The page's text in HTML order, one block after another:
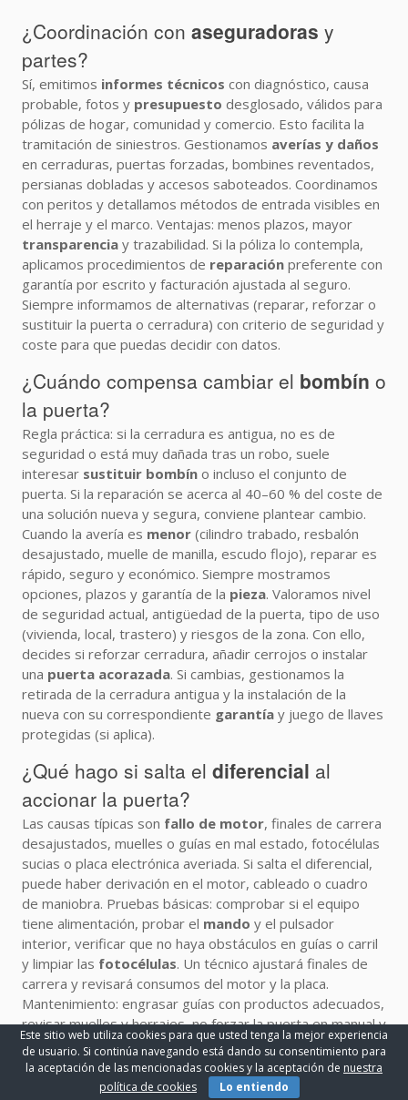
¿Coordinación con aseguradoras y
partes?
Sí, emitimos informes técnicos con diagnóstico, causa
probable, fotos y presupuesto desglosado, válidos para
pólizas de hogar, comunidad y comercio. Esto facilita la
tramitación de siniestros. Gestionamos averías y daños
en cerraduras, puertas forzadas, bombines reventados,
persianas dobladas y accesos saboteados. Coordinamos
con peritos y detallamos métodos de entrada visibles en
el herraje y el marco. Ventajas: menos plazos, mayor
transparencia y trazabilidad. Si la póliza lo contempla,
aplicamos procedimientos de reparación preferente con
garantía por escrito y facturación ajustada al seguro.
Siempre informamos de alternativas (reparar, reforzar o
sustituir la puerta o cerradura) con criterio de seguridad y
coste para que puedas decidir con datos.
¿Cuándo compensa cambiar el bombín o
la puerta?
Regla práctica: si la cerradura es antigua, no es de
seguridad o está muy dañada tras un robo, suele
interesar sustituir bombín o incluso el conjunto de
puerta. Si la reparación se acerca al 40–60 % del coste de
una solución nueva y segura, conviene plantear cambio.
Cuando la avería es menor (cilindro trabado, resbalón
desajustado, muelle de manilla, escudo flojo), reparar es
rápido, seguro y económico. Siempre mostramos
opciones, plazos y garantía de la pieza. Valoramos nivel
de seguridad actual, antigüedad de la puerta, tipo de uso
(vivienda, local, trastero) y riesgos de la zona. Con ello,
decides si reforzar cerradura, añadir cerrojos o instalar
una puerta acorazada. Si cambias, gestionamos la
retirada de la cerradura antigua y la instalación de la
nueva con su correspondiente garantía y juego de llaves
protegidas (si aplica).
¿Qué hago si salta el diferencial al
accionar la puerta?
Las causas típicas son fallo de motor, finales de carrera
desajustados, muelles o guías en mal estado, fotocélulas
sucias o placa electrónica averiada. Si salta el diferencial,
puede haber derivación en el motor, cableado o cuadro
de maniobra. Pruebas básicas: comprobar si el equipo
tiene alimentación, probar el mando y el pulsador
interior, verificar que no haya obstáculos en guías o carril
y limpiar las fotocélulas. Un técnico ajustará finales de
carrera y revisará consumos del motor y la placa.
Mantenimiento: engrasar guías con productos adecuados,
revisar muelles y herrajes, no forzar la puerta en manual y
evitar empujones cuando el motor está actuando. Una
revisión periódica evita desgastes prematuros y averías
costosas. Seguridad: cortar corriente antes de manipular
Este sitio web utiliza cookies para que usted tenga la mejor experiencia
de usuario. Si continúa navegando está dando su consentimiento para
la aceptación de las mencionadas cookies y la aceptación de nuestra
política de cookies
Lo entiendo